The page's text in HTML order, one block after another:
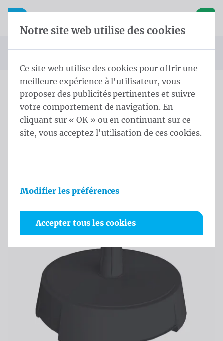
Skip content
Sauter la sélection de la langue
Ouvrir la navigation mobile
Page d'accueil
Produits
Drapeaux Beach
Voile de beach - pieds Pied béton 20
Pied béton 20
Informations sur le produit
Notre site web utilise des cookies
Ce site web utilise des cookies pour offrir une
meilleure expérience à l'utilisateur, vous
proposer des publicités pertinentes et suivre
votre comportement de navigation. En
cliquant sur « OK » ou en continuant sur ce
site, vous acceptez l'utilisation de ces cookies.
Modifier les préférences
Accepter tous les cookies